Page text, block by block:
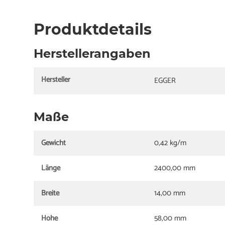
Produktdetails
Herstellerangaben
Hersteller EGGER
Maße
Gewicht
0,42 kg/m
Länge
2400,00 mm
Breite
14,00 mm
Höhe
58,00 mm